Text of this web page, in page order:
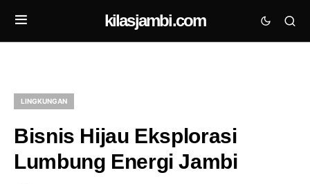
kilasjambi.com
LINGKUNGAN
Bisnis Hijau Eksplorasi
Lumbung Energi Jambi